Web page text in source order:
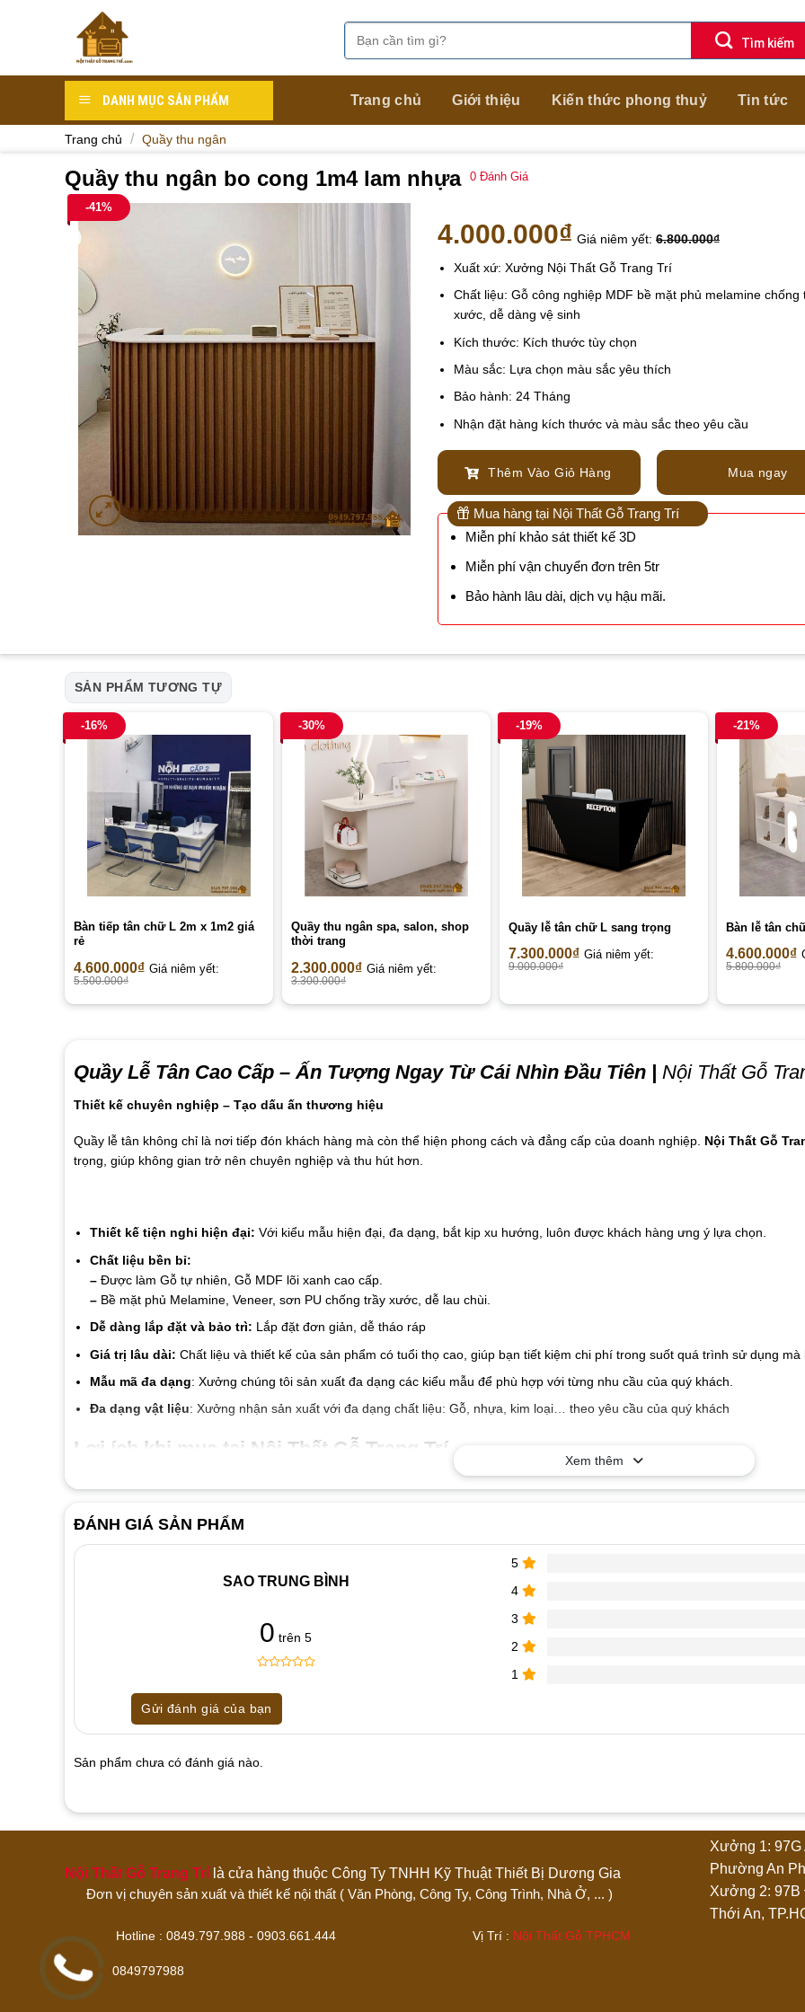
Tìm
kiếm:
DANH MỤC SẢN PHẨM Trang chủ Giới thiệu Kiến thức phong thuỷ Tin tức
Trang chủ / Quầy thu ngân
Quầy thu ngân bo cong 1m4 lam nhựa 0 Đánh Giá
-41%
4.000.000₫ Giá niêm yết: 6.800.000₫
Xuất xứ: Xưởng Nội Thất Gỗ Trang Trí
Chất liệu: Gỗ công nghiệp MDF bề mặt phủ melamine chống
xước, dễ dàng vệ sinh
Kích thước: Kích thước tùy chọn
Màu sắc: Lựa chọn màu sắc yêu thích
Bảo hành: 24 Tháng
Nhận đặt hàng kích thước và màu sắc theo yêu cầu
Thêm Vào Giỏ Hàng Mua ngay
Mua hàng tại Nội Thất Gỗ Trang Trí
Miễn phí khảo sát thiết kế 3D
Miễn phí vận chuyển đơn trên 5tr
Bảo hành lâu dài, dịch vụ hậu mãi.
SẢN PHẨM TƯƠNG TỰ
-16%
Bàn tiếp tân chữ L 2m x 1m2 giá
rẻ
4.600.000₫ Giá niêm yết:
5.500.000₫
-30%
Quầy thu ngân spa, salon, shop
thời trang
2.300.000₫ Giá niêm yết:
3.300.000₫
-19%
Quầy lễ tân chữ L sang trọng
7.300.000₫ Giá niêm yết:
9.000.000₫
-21%
Bàn lễ tân
4.600.000₫
5.800.000₫
Quầy Lễ Tân Cao Cấp – Ấn Tượng Ngay Từ Cái Nhìn Đầu Tiên| Nội Thất Gỗ
Thiết kế chuyên nghiệp – Tạo dấu ấn thương hiệu
Quầy lễ tân không chỉ là nơi tiếp đón khách hàng mà còn thể hiện phong cách và đẳng cấp của doanh nghiệp. Nội Thất Gỗ
trọng, giúp không gian trở nên chuyên nghiệp và thu hút hơn.
Thiết kế tiện nghi hiện đại: Với kiểu mẫu hiện đại, đa dạng, bắt kịp xu hướng, luôn được khách hàng ưng ý lựa chọn.
Chất liệu bền bỉ:
–Được làm Gỗ tự nhiên, Gỗ MDF lõi xanh cao cấp.
–Bề mặt phủ Melamine, Veneer, sơn PU chống trầy xước, dễ lau chùi.
Dễ dàng lắp đặt và bảo trì: Lắp đặt đơn giản, dễ tháo ráp
Giá trị lâu dài: Chất liệu và thiết kế của sản phẩm có tuổi thọ cao, giúp bạn tiết kiệm chi phí trong suốt quá trình sử dụng
Mẫu mã đa dạng: Xưởng chúng tôi sản xuất đa dạng các kiểu mẫu để phù hợp với từng nhu cầu của quý khách.
Đa dạng vật liệu: Xưởng nhận sản xuất với đa dạng chất liệu: Gỗ, nhựa, kim loại… theo yêu cầu của quý khách
Lợi ích khi mua tại Nội Thất Gỗ Trang Trí
để được tư vấn và nhận báo giá tốt nhất!
Xem thêm
ĐÁNH GIÁ SẢN PHẨM
SAO TRUNG BÌNH
0 trên 5
out
of
based
ratings
5
4
3
2
1
Gửi đánh giá của bạn
Sản phẩm chưa có đánh giá nào.
Hãy là người đánh giá đầu tiên cho sản phẩm “Quầy thu ngân bo cong 1m4 lam nhựa”
Đánh giá của bạn
Nội Thất Gỗ Trang Trílà cửa hàng thuộc Công Ty TNHH Kỹ Thuật Thiết Bị Dương Gia
Đơn vị chuyên sản xuất và thiết kế nội thất ( Văn Phòng, Công Ty, Công Trình, Nhà Ở, ... )
Hotline : 0849.797.988 - 0903.661.444 Vị Trí : Nội Thất Gỗ TPHCM
Xưởng 1:
Phường An
Xưởng 2:
Thới An,
0849797988